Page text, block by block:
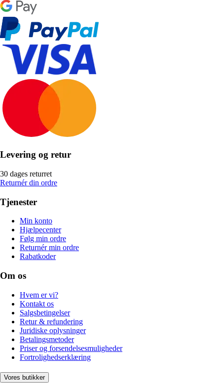
Levering og retur
30 dages returret
Returnér din ordre
Tjenester
Min konto
Hjælpecenter
Følg min ordre
Returnér min ordre
Rabatkoder
Om os
Hvem er vi?
Kontakt os
Salgsbetingelser
Retur & refundering
Juridiske oplysninger
Betalingsmetoder
Priser og forsendelsesmuligheder
Fortrolighedserklæring
Vores butikker